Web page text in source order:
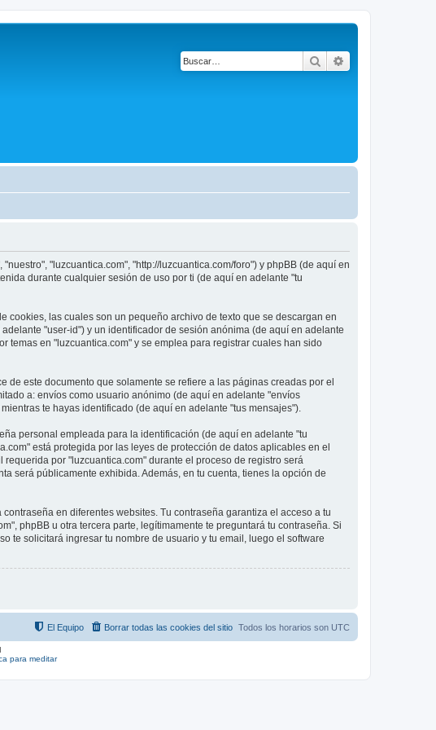
Buscar
"luzcuantica.com", "http://luzcuantica.com/foro") y phpBB (de aquí en
durante cualquier sesión de uso por ti (de aquí en adelante "tu
cookies, las cuales son un pequeño archivo de texto que se descargan en
"user-id") y un identificador de sesión anónima (de aquí en adelante
temas en "luzcuantica.com" y se emplea para registrar cuales han sido
este documento que solamente se refiere a las páginas creadas por el
a: envíos como usuario anónimo (de aquí en adelante "envíos
te hayas identificado (de aquí en adelante "tus mensajes").
personal empleada para la identificación (de aquí en adelante "tu
está protegida por las leyes de protección de datos aplicables en el
por "luzcuantica.com" durante el proceso de registro será
será públicamente exhibida. Además, en tu cuenta, tienes la opción de
en diferentes websites. Tu contraseña garantiza el acceso a tu
phpBB u otra tercera parte, legítimamente te preguntará tu contraseña. Si
te solicitará ingresar tu nombre de usuario y tu email, luego el software
Todos los horarios son UTC
Borrar todas las cookies del sitio
El Equipo
para meditar